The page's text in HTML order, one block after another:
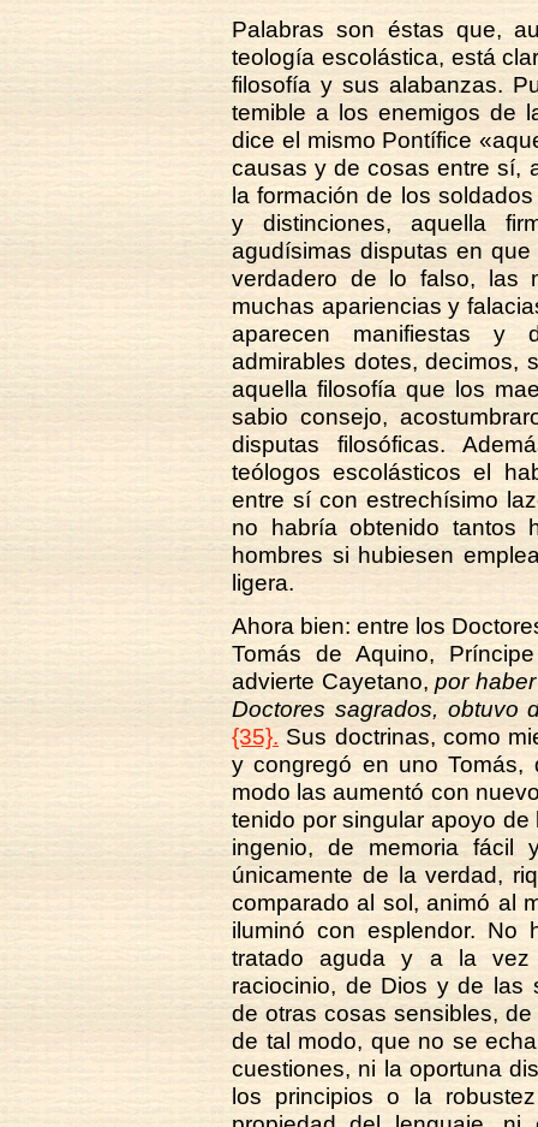
Palabras son éstas que,
teología escolástica, está
filosofía y sus alabanzas.
temible a los enemigos de
dice el mismo Pontífice
causas y de cosas entre sí,
la formación de los
y distinciones, aquella
agudísimas disputas en
verdadero de lo falso, las
muchas apariencias y
aparecen manifiestas y
admirables dotes, decimos,
aquella filosofía que los
sabio consejo,
disputas filosóficas.
teólogos escolásticos el
entre sí con estrechísimo
no habría obtenido tantos
hombres si hubiesen
ligera.
Ahora bien: entre los
Tomás de Aquino,
advierte Cayetano,por
Doctores sagrados, obtuvo
{35}. Sus doctrinas, como
y congregó en uno Tomás,
modo las aumentó con
tenido por singular apoyo
ingenio, de memoria fácil
únicamente de la verdad,
comparado al sol, animó al
iluminó con esplendor.
tratado aguda y a la vez
raciocinio, de Dios y de las
de otras cosas sensibles,
de tal modo, que no se
cuestiones, ni la oportuna
los principios o la